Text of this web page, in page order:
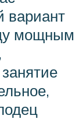
вариант
мощным